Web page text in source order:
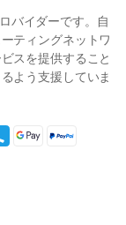
バイダーです。自
ティングネットワ
スを提供すること
よう支援していま